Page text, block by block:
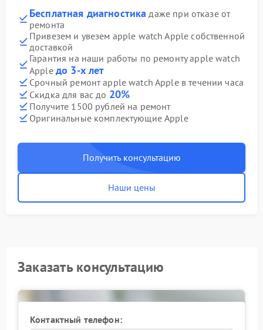
Бесплатная диагностика даже при отказе от
ремонта
Привезем и увезем apple watch Apple собственной
доставкой
Гарантия на наши работы по ремонту apple watch
Apple до 3-х лет
Срочный ремонт apple watch Apple в течении часа
Скидка для вас до 20%
Получите 1500 рублей на ремонт
Оригинальные комплектующие Apple
Получить консультацию
Наши цены
Заказать консультацию
Контактный телефон: